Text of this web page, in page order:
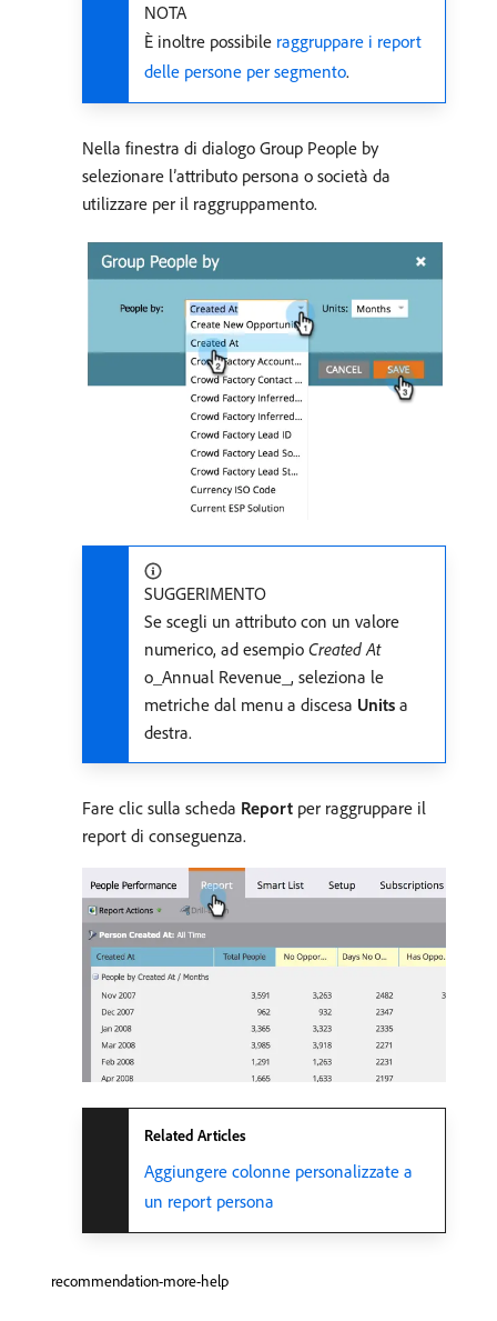
NOTA
È inoltre possibile raggruppare i report
delle persone per segmento.
Nella finestra di dialogo Group People by
selezionare l’attributo persona o società da
utilizzare per il raggruppamento.
SUGGERIMENTO
Se scegli un attributo con un valore
numerico, ad esempio Created At
o_Annual Revenue_, seleziona le
metriche dal menu a discesa Units a
destra.
Fare clic sulla scheda Report per raggruppare il
report di conseguenza.
Related Articles
Aggiungere colonne personalizzate a
un report persona
recommendation-more-help